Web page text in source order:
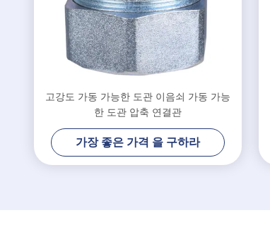
고강도 가동 가능한 도관 이음쇠 가동 가능
한 도관 압축 연결관
가장 좋은 가격 을 구하라